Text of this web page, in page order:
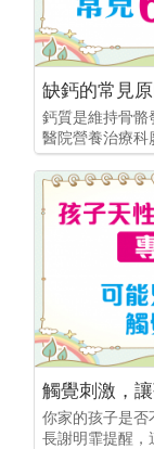
缺鈣的常見
鈣質是維持骨
醫院營養治療
你家的孩子是
長謝明霏提醒